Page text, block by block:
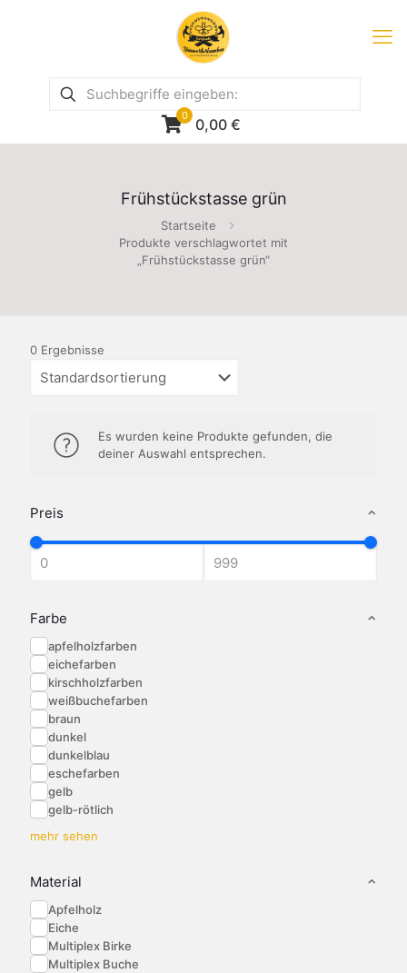
0 0,00 €
Frühstückstasse grün
Startseite
Produkte verschlagwortet mit
„Frühstückstasse grün“
Preis
Farbe
apfelholzfarben
eichefarben
kirschholzfarben
weißbuchefarben
braun
dunkel
dunkelblau
eschefarben
gelb
gelb-rötlich
mehr sehen
Material
Apfelholz
Eiche
Multiplex Birke
Multiplex Buche
0 Ergebnisse
Es wurden keine Produkte gefunden, die
deiner Auswahl entsprechen.